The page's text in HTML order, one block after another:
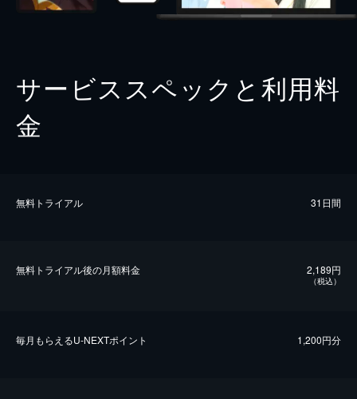
サービススペックと利用料
金
無料トライアル 31日間
無料トライアル後の⽉額料金 2,189円
（税込）
毎⽉もらえるU-NEXTポイント 1,200円分